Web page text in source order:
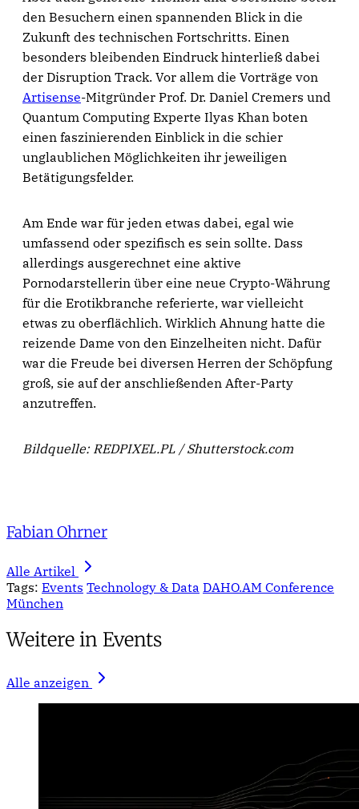
den Besuchern einen spannenden Blick in die
Zukunft des technischen Fortschritts. Einen
besonders bleibenden Eindruck hinterließ dabei
der Disruption Track. Vor allem die Vorträge von
Artisense-Mitgründer Prof. Dr. Daniel Cremers und
Quantum Computing Experte Ilyas Khan boten
einen faszinierenden Einblick in die schier
unglaublichen Möglichkeiten ihr jeweiligen
Betätigungsfelder.
Am Ende war für jeden etwas dabei, egal wie
umfassend oder spezifisch es sein sollte. Dass
allerdings ausgerechnet eine aktive
Pornodarstellerin über eine neue Crypto-Währung
für die Erotikbranche referierte, war vielleicht
etwas zu oberflächlich. Wirklich Ahnung hatte die
reizende Dame von den Einzelheiten nicht. Dafür
war die Freude bei diversen Herren der Schöpfung
groß, sie auf der anschließenden After-Party
anzutreffen.
Bildquelle: REDPIXEL.PL / Shutterstock.com
Fabian Ohrner
Alle Artikel
Tags: Events Technology & Data DAHO.AM Conference
München
Weitere in Events
Alle anzeigen